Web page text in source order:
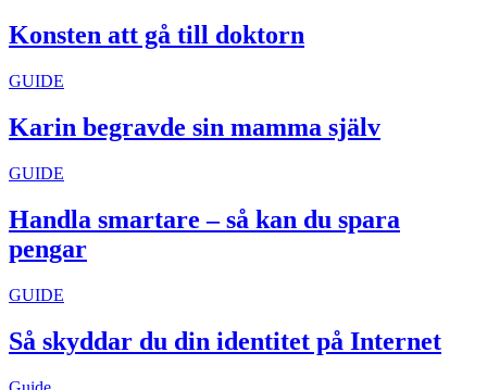
Konsten att gå till doktorn
GUIDE
Karin begravde sin mamma själv
GUIDE
Handla smartare – så kan du spara
pengar
GUIDE
Så skyddar du din identitet på Internet